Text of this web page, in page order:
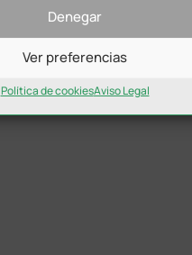
Denegar
Ver preferencias
Política de cookiesAviso Legal